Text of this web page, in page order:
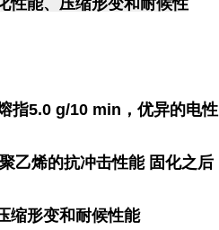
性能、压缩形变和耐候性
指5.0 g/10 min，优异的电性
乙烯的抗冲击性能 固化之后
缩形变和耐候性能